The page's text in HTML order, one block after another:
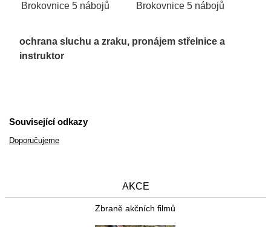
Brokovnice 5 nábojů
Brokovnice 5 nábojů
ochrana sluchu a zraku, pronájem střelnice a
instruktor
Související odkazy
Doporučujeme
AKCE
Zbraně akčních filmů